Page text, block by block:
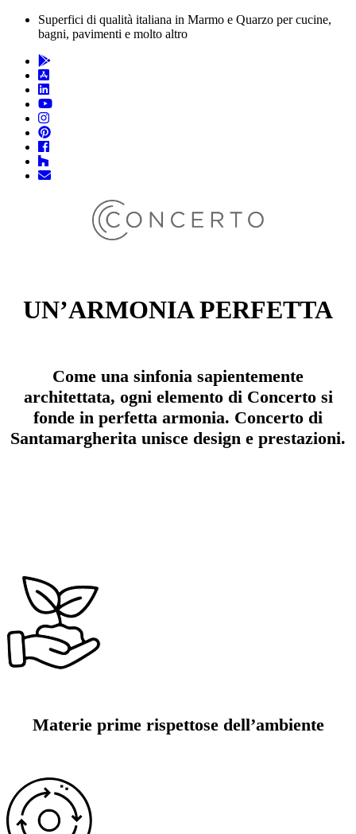
Superfici di qualità italiana in Marmo e Quarzo per cucine,
bagni, pavimenti e molto altro
UN’ARMONIA PERFETTA
Come una sinfonia sapientemente
architettata, ogni elemento di Concerto si
fonde in perfetta armonia. Concerto di
Santamargherita unisce design e prestazioni.
Materie prime rispettose dell’ambiente